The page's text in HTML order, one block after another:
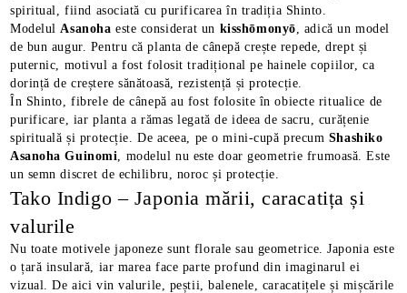
spiritual, fiind asociată cu purificarea în tradiția Shinto.
ModelulAsanoha este considerat un kisshōmonyō, adică un model
de bun augur. Pentru că planta de cânepă crește repede, drept și
puternic, motivul a fost folosit tradițional pe hainele copiilor, ca
dorință de creștere sănătoasă, rezistență și protecție.
În Shinto, fibrele de cânepă au fost folosite în obiecte ritualice de
purificare, iar planta a rămas legată de ideea de sacru, curățenie
spirituală și protecție. De aceea, pe o mini-cupă precum Shashiko
Asanoha Guinomi, modelul nu este doar geometrie frumoasă. Este
un semn discret de echilibru, noroc și protecție.
Tako Indigo – Japonia mării, caracatița și
valurile
Nu toate motivele japoneze sunt florale sau geometrice. Japonia este
o țară insulară, iar marea face parte profund din imaginarul ei
vizual. De aici vin valurile, peștii, balenele, caracatițele și mișcările